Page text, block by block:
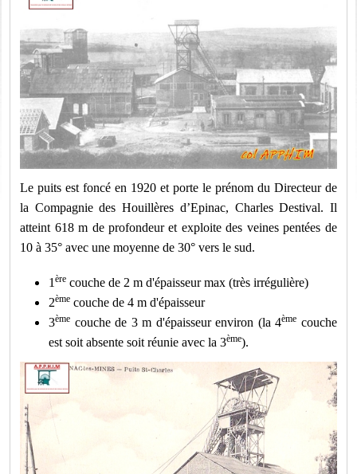
Le puits est foncé en 1920 et porte le prénom du Directeur de
la Compagnie des Houillères d’Epinac, Charles Destival. Il
atteint 618 m de profondeur et exploitedes veines pentées de
10 à 35° avec une moyenne de 30° vers le sud.
1ère couche de 2 m d'épaisseur max (très irrégulière)
2ème couche de 4 m d'épaisseur
3ème couche de 3 m d'épaisseur environ (la 4ème couche
est soit absente soit réunie avec la 3ème).